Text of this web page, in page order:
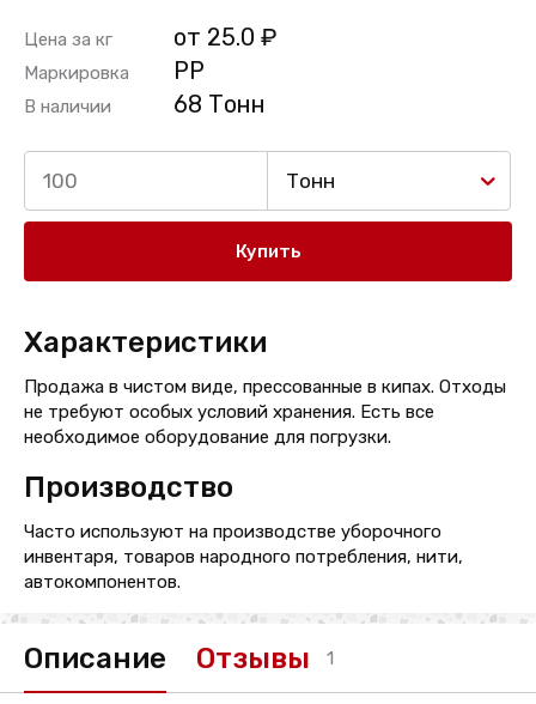
Цена за кг от 25.0 ₽
Маркировка PP
В наличии 68 Тонн
Тонн
Купить
Характеристики
Продажа в чистом виде, прессованные в кипах. Отходы
не требуют особых условий хранения. Есть все
необходимое оборудование для погрузки.
Производство
Часто используют на производстве уборочного
инвентаря, товаров народного потребления, нити,
автокомпонентов.
Описание Отзывы 1